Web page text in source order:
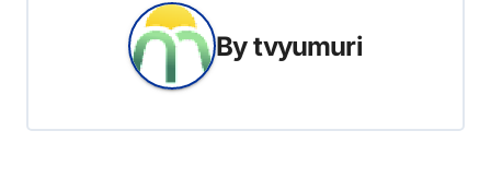
Bytvyumuri